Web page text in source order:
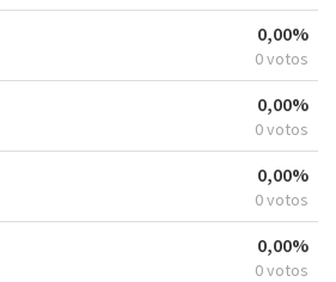
0,00%
0 votos
0,00%
0 votos
0,00%
0 votos
0,00%
0 votos